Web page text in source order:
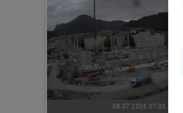
08.07.2026 07:30